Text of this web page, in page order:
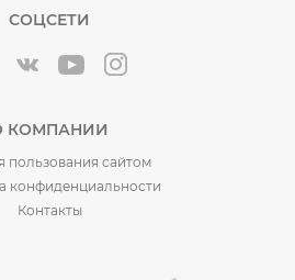
СОЦСЕТИ
КОМПАНИИ
пользования сайтом
конфиденциальности
Контакты